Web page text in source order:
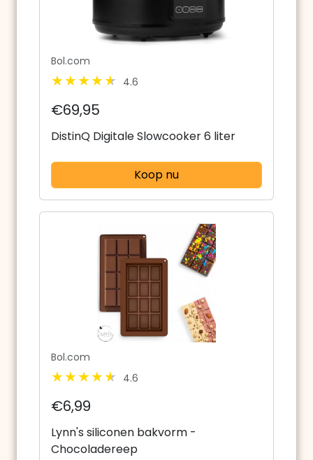
Bol.com
4.6
€69,95
DistinQ Digitale Slowcooker 6 liter
Koop nu
Bol.com
4.6
€6,99
Lynn's siliconen bakvorm -
Chocoladereep